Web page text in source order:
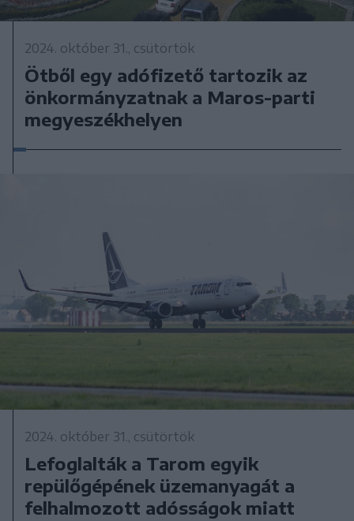
2024. október 31., csütörtök
Ötből egy adófizető tartozik az
önkormányzatnak a Maros-parti
megyeszékhelyen
2024. október 31., csütörtök
Lefoglalták a Tarom egyik
repülőgépének üzemanyagát a
felhalmozott adósságok miatt